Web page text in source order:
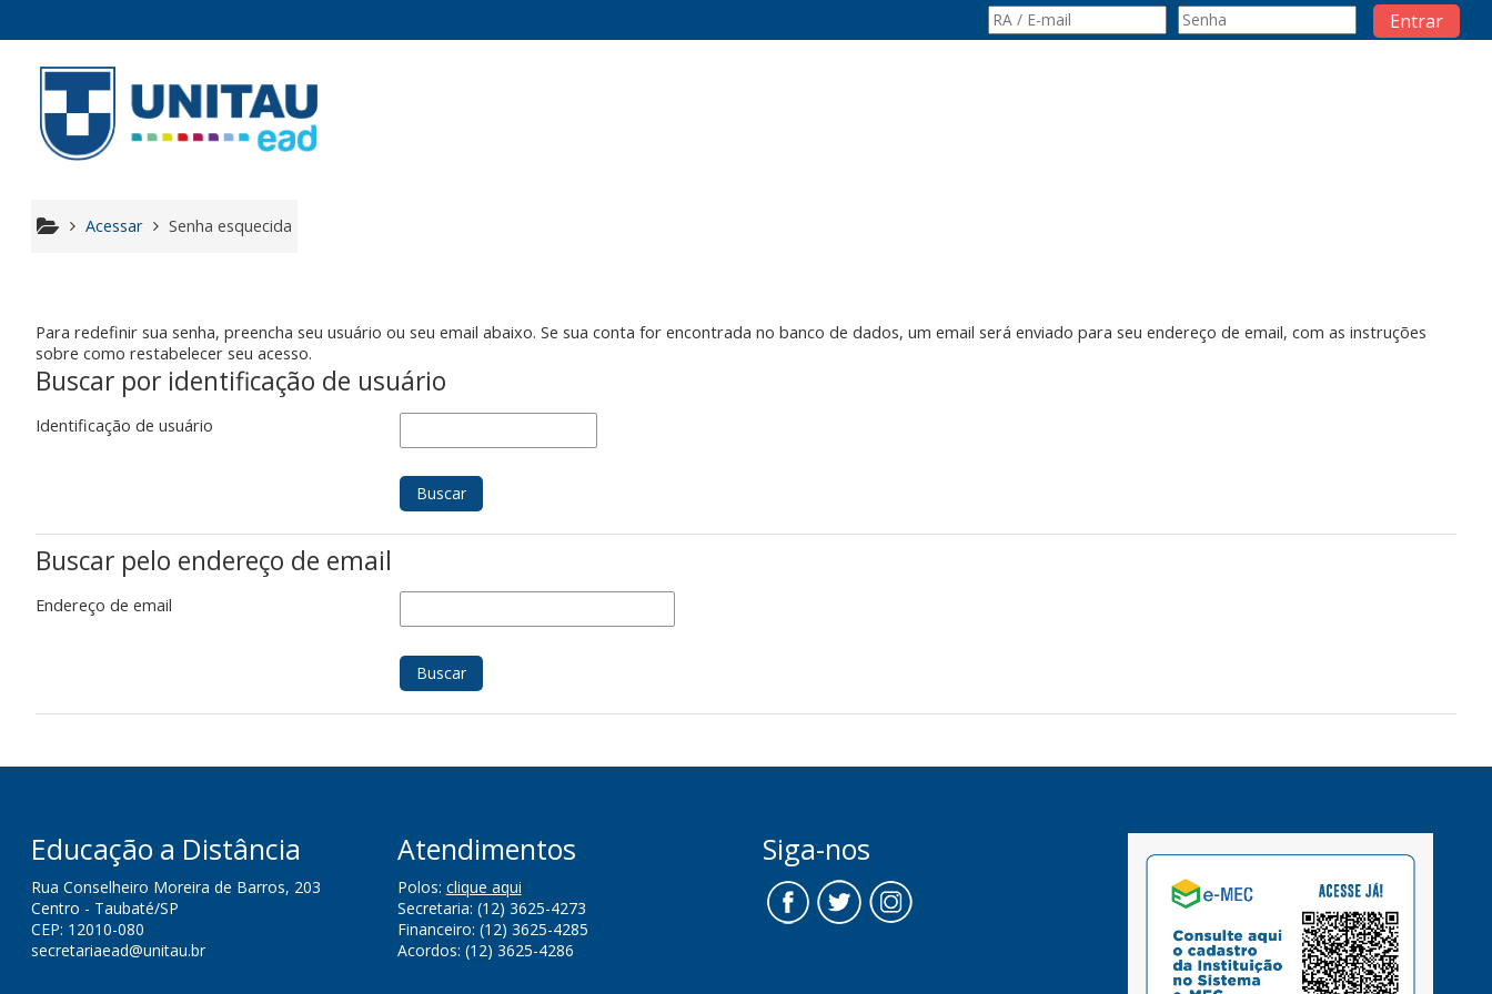
Entrar
Acessar Senha esquecida
Para redefinir sua senha, preencha seu usuário ou seu email abaixo. Se sua conta for encontrada no banco de dados, um email será enviado para seu endereço de email, com as instruções
sobre como restabelecer seu acesso.
Buscar por identificação de usuário
Identificação de usuário
Buscar pelo endereço de email
Endereço de email
Educação a Distância
Rua Conselheiro Moreira de Barros, 203
Centro - Taubaté/SP
CEP: 12010-080
secretariaead@unitau.br
Atendimentos
Polos: clique aqui
Secretaria: (12) 3625-4273
Financeiro: (12) 3625-4285
Acordos: (12) 3625-4286
Siga-nos